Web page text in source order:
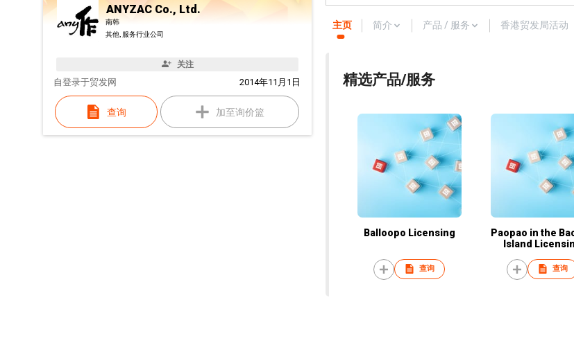
ANYZAC Co., Ltd.
南韩
其他, 服务行业公司
关注
自 2014年11月1日
登录于贸发网
查询 加至询价篮
主页 简介 产品 / 服务 香港贸发局活动
精选产品/服务
Balloopo Licensing
查询
Paopao in the
Island
查询